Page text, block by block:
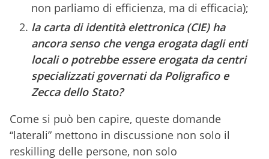
non parliamo di efficienza, ma di efficacia);
la carta di identità elettronica (CIE) ha
ancora senso che venga erogata dagli enti
locali o potrebbe essere erogata da centri
specializzati governati da Poligrafico e
Zecca dello Stato?
Come si può ben capire, queste domande
“laterali” mettono in discussione non solo il
reskilling delle persone, non solo